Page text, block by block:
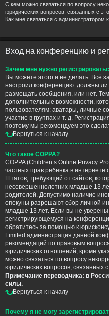
С кем можно связаться по вопросу
юридических вопросов, связанных с
Как мне связаться с администратором
Вход на конференцию и
Зачем мне нужно
Вы можете этого и не делать. Всё
настроил конференцию: должны ли
размещать сообщения, или нет.
дополнительные возможности,
пользователям: аватары, личные
участие в группах и т. д.
поэтому мы рекомендуем это
Вернуться к началу
Что такое COPPA?
COPPA (Children’s Online Privacy
частных прав ребёнка в
Штатов, требующий от сайтов,
несовершеннолетних младше 13
родителей. Допустимо наличие
опекуны разрешают сбор личной
младше 13 лет. Если вы не
регистрирующемуся на
обратитесь за помощью к
Limited администрация данной
рекомендаций по правовым
юридических отношений, кроме
можно связаться по вопросу
юридических вопросов, связанных
Примечание переводчика: в
силы.
Вернуться к началу
Почему я не могу